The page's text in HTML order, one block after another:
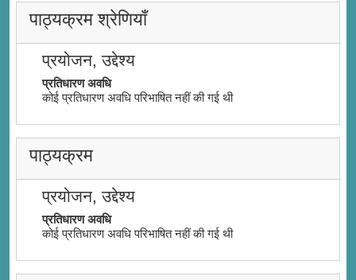
पाठ्यक्रम श्रेणियाँ
प्रयोजन, उद्देश्य
प्रतिधारण अवधि
कोई प्रतिधारण अवधि परिभाषित नहीं की गई थी
पाठ्यक्रम
प्रयोजन, उद्देश्य
प्रतिधारण अवधि
कोई प्रतिधारण अवधि परिभाषित नहीं की गई थी